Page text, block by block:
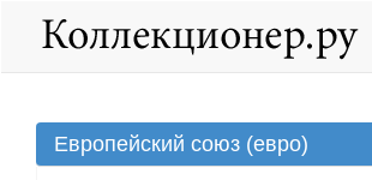
Европейский союз (евро)